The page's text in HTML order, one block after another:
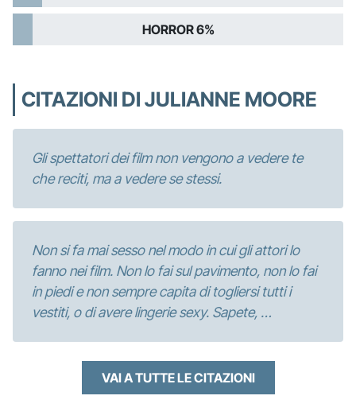
HORROR 6%
CITAZIONI DI JULIANNE MOORE
Gli spettatori dei film non vengono a vedere te
che reciti, ma a vedere se stessi.
Non si fa mai sesso nel modo in cui gli attori lo
fanno nei film. Non lo fai sul pavimento, non lo fai
in piedi e non sempre capita di togliersi tutti i
vestiti, o di avere lingerie sexy. Sapete, …
VAI A TUTTE LE CITAZIONI